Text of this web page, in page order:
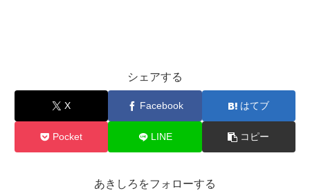
シェアする
X Facebook はてブ
Pocket LINE コピー
あきしろをフォローする